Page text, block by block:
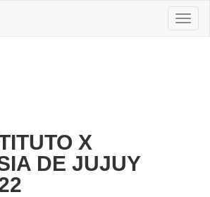
X
DE JUJUY